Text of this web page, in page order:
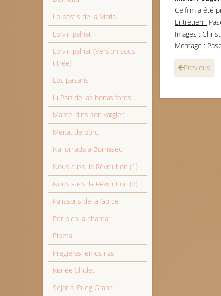
Ce film a été
Entretien :
Images :
Montage :
Previous
Lo pastis de la Maria
Lo vin palhat
Lo vin palhat (Version sous
titrée)
Los paisans
lu Païs de las bonas fonts
Marcel dins son vargier
Meitat de pòrc
Na jornada a Bornaseu
Nous aussi la Révolution (1)
Nous aussi la Révolution (2)
Palissons de la Gorce
Per bien la chantar
Pipeta
Pregieras lemosinas
Renée Cholet
Sejar al Pueg Grand